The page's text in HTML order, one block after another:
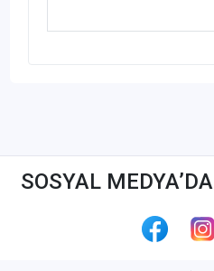
SOSYAL MEDYA’DA